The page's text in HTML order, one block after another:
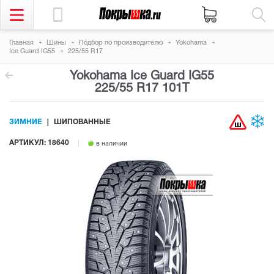
Главная Шины Подбор по производителю
Yokohama
Ice Guard IG55
225/55 R17
Yokohama Ice Guard IG55
225/55 R17 101T
АРТИКУЛ: 18640 в наличии
ЗИМНИЕ ШИПОВАННЫЕ